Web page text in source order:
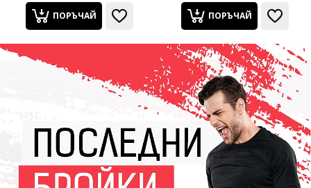
ПОРЪЧАЙ ПОРЪЧАЙ